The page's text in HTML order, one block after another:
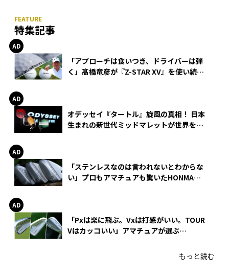
特集記事
「アプローチは食いつき、ドライバーは弾
く」髙橋竜彦が『Z-STAR XV』を使い続け
オデッセイ『タートル』旋風の真相！ 日本
生まれの新世代ミッドマレットが世界を席
「ステンレスなのは言われないとわからな
い」プロもアマチュアも驚いたHONMA
「Pxは楽に飛ぶ。Vxは打感がいい。TOUR
Vはカッコいい」アマチュアが選ぶ
もっと読む